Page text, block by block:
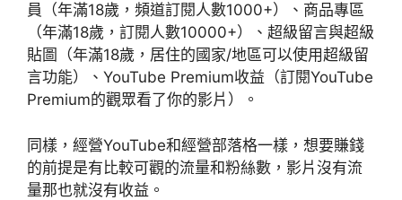
員（年滿18歲，頻道訂閱人數1000+）、商品專區
（年滿18歲，訂閱人數10000+）、超級留言與超級
貼圖（年滿18歲，居住的國家/地區可以使用超級留
言功能）、YouTube Premium收益（訂閱YouTube
Premium的觀眾看了你的影片）。
同樣，經營YouTube和經營部落格一樣，想要賺錢
的前提是有比較可觀的流量和粉絲數，影片沒有流
量那也就沒有收益。